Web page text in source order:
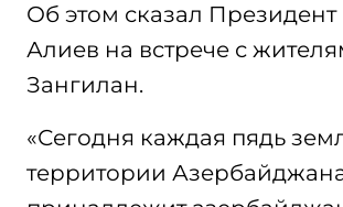
Об этом сказал Президент
Алиев на встрече с
Зангилан.
«Сегодня каждая пядь
территории